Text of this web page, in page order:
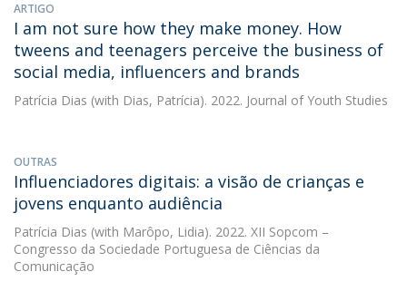
ARTIGO
I am not sure how they make money. How
tweens and teenagers perceive the business of
social media, influencers and brands
Patrícia Dias (with Dias, Patrícia). 2022. Journal of Youth Studies
OUTRAS
Influenciadores digitais: a visão de crianças e
jovens enquanto audiência
Patrícia Dias (with Marôpo, Lidia). 2022. XII Sopcom –
Congresso da Sociedade Portuguesa de Ciências da
Comunicação